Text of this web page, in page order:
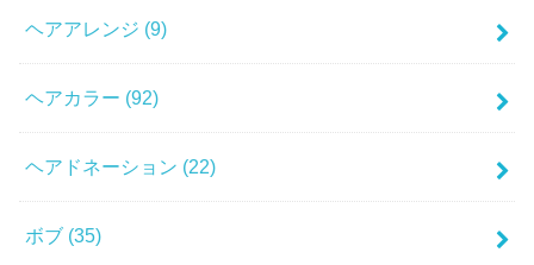
ヘアアレンジ (9)
ヘアカラー (92)
ヘアドネーション (22)
ボブ (35)